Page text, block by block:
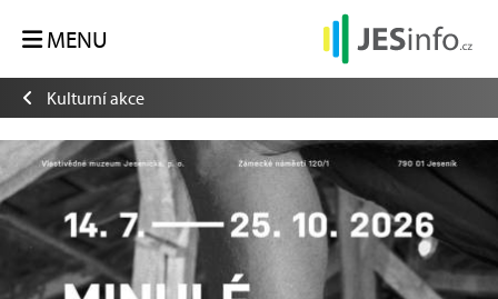
MENU
Kulturní akce